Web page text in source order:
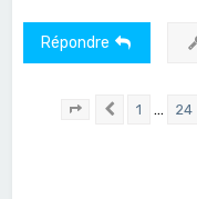
Répondre
Page 26 sur 35
Précédent
1 … 24